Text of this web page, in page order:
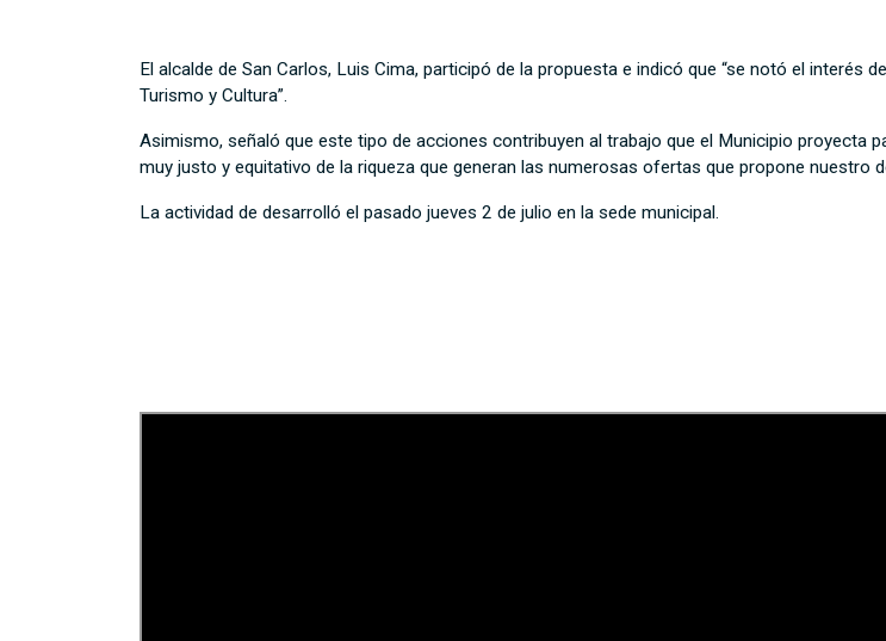
El alcalde de San Carlos, Luis Cima, participó de la propuesta e indicó que “se notó el interés
Turismo y Cultura”.
Asimismo, señaló que este tipo de acciones contribuyen al trabajo que el Municipio proyecta
muy justo y equitativo de la riqueza que generan las numerosas ofertas que propone
La actividad de desarrolló el pasado jueves 2 de julio en la sede municipal.